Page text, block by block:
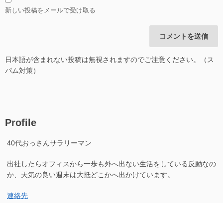
新しい投稿をメールで受け取る
日本語が含まれない投稿は無視されますのでご注意ください。（ス
パム対策）
Profile
40代おっさんサラリーマン
出社したらオフィスから一歩も外へ出ない生活をしている反動なの
か、天気の良い週末は大抵どこかへ出かけています。
連絡先